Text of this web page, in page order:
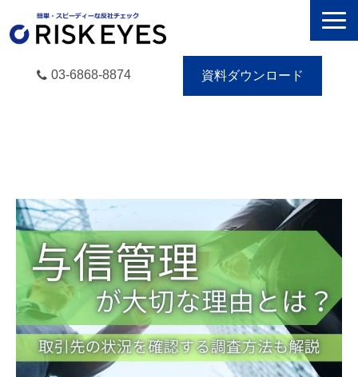
03-6868-8874 資料ダウンロード
セミナー／イベント
eBooks
お役立ち情報
無料トライアル